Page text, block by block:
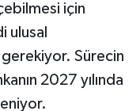
için
ulusal
gerekiyor. Sürecin
2027 yılında